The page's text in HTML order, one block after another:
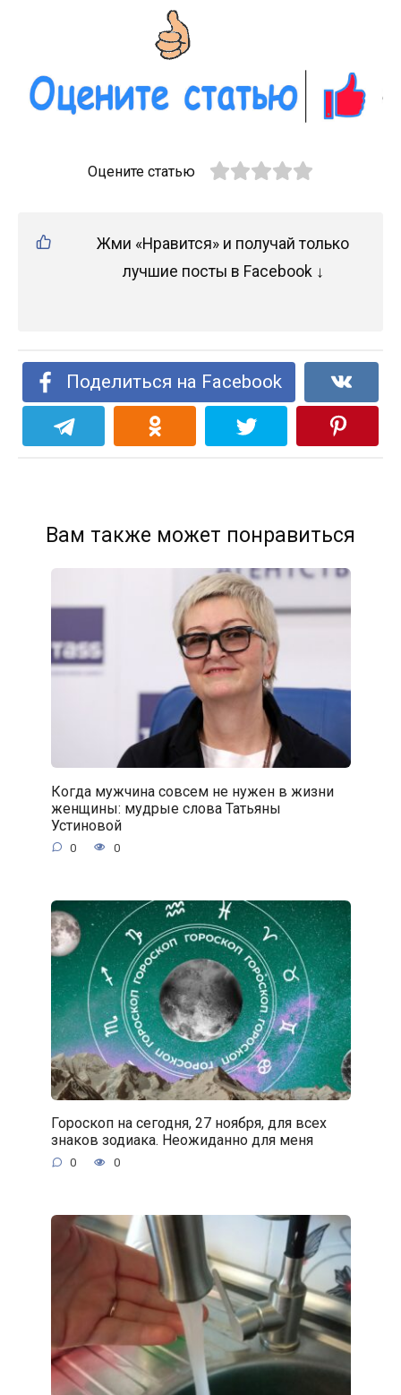
Оцените статью
Жми «Нравится» и получай только
лучшие посты в Facebook ↓
Поделиться на Facebook
Вам также может понравиться
Когда мужчина совсем не нужен в жизни
женщины: мудрые слова Татьяны
Устиновой
0 0
Гороскоп на сегодня, 27 ноября, для всех
знаков зодиака. Неожиданно для меня
0 0